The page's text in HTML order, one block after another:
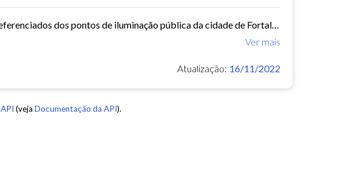
Este conjunto de dados contém os dados georreferenciados dos pontos de iluminação pública da cidade de Fortaleza.
Ver mais
Atualização: 16/11/2022
API (veja Documentação da API).